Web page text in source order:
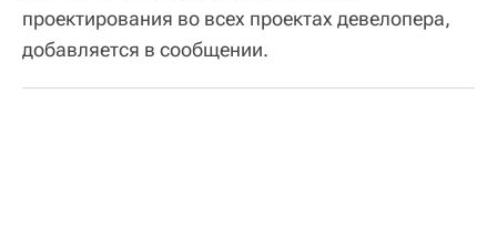
проектирования во всех проектах девелопера,
добавляется в сообщении.